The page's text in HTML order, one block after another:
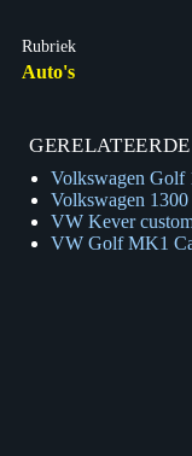
Rubriek
Auto's
Volkswagen Golf
Volkswagen
VW Kever
VW Golf MK1